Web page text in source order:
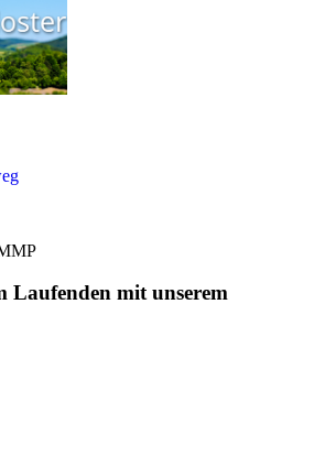
Laufenden mit unserem